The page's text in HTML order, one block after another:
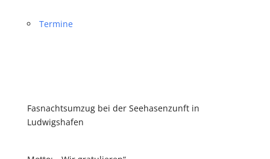
Termine
Fasnachtsumzug bei der Seehasenzunft in
Ludwigshafen